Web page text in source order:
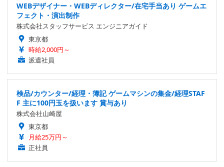
WEBデザイナー・WEBディレクター/在宅手当あり ゲームエ
フェクト・演出制作
株式会社スタッフサービス エンジニアガイド
東京都
時給2,000円～
派遣社員
検品/カウンター/経理・簿記 ゲームマシンの集金/経理STAF
F 主に100円玉を扱います 賞与あり
株式会社山崎屋
東京都
月給25万円～
正社員